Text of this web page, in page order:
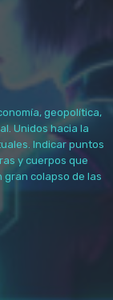
geopolítica,
Unidos hacia la
Indicar puntos
y cuerpos que
colapso de las